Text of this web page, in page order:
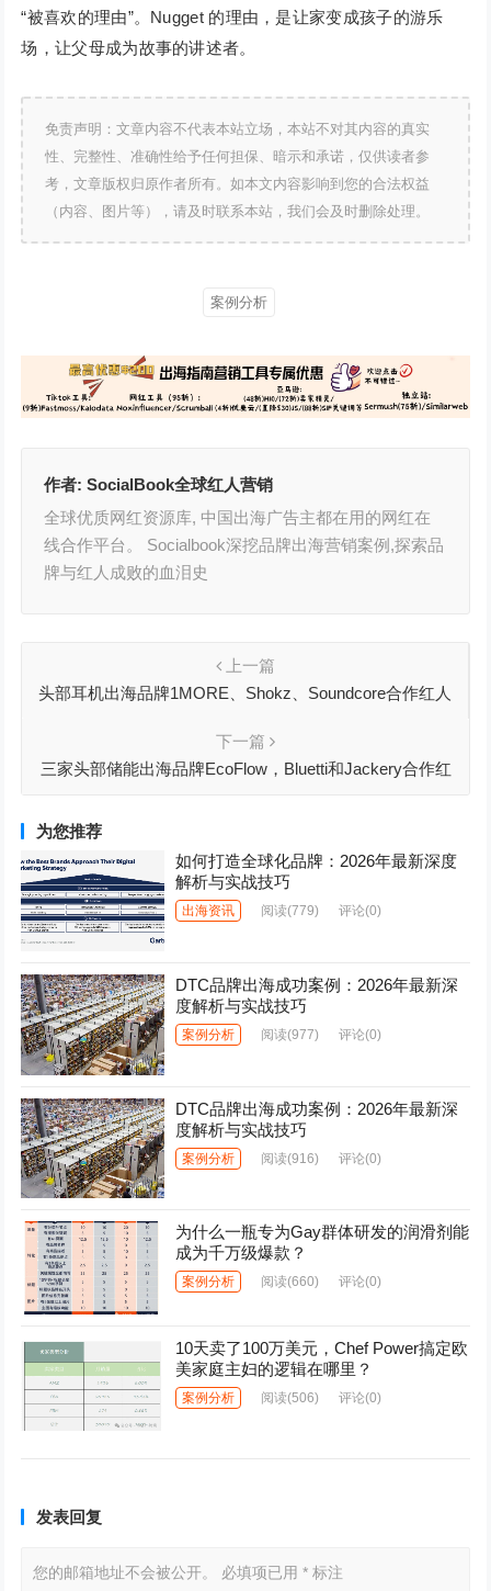
“被喜欢的理由”。Nugget 的理由，是让家变成孩子的游乐
场，让父母成为故事的讲述者。
免责声明：文章内容不代表本站立场，本站不对其内容的真实
性、完整性、准确性给予任何担保、暗示和承诺，仅供读者参
考，文章版权归原作者所有。如本文内容影响到您的合法权益
（内容、图片等），请及时联系本站，我们会及时删除处理。
案例分析
作者:SocialBook全球红人营销
全球优质网红资源库, 中国出海广告主都在用的网红在
线合作平台。 Socialbook深挖品牌出海营销案例,探索品
牌与红人成败的血泪史
上一篇
头部耳机出海品牌1MORE、Shokz、Soundcore合作红人
下一篇
三家头部储能出海品牌EcoFlow，Bluetti和Jackery合作红
为您推荐
如何打造全球化品牌：2026年最新深度
解析与实战技巧
出海资讯 阅读(779) 评论(0)
DTC品牌出海成功案例：2026年最新深
度解析与实战技巧
案例分析 阅读(977) 评论(0)
DTC品牌出海成功案例：2026年最新深
度解析与实战技巧
案例分析 阅读(916) 评论(0)
为什么一瓶专为Gay群体研发的润滑剂能
成为千万级爆款？
案例分析 阅读(660) 评论(0)
10天卖了100万美元，Chef Power搞定欧
美家庭主妇的逻辑在哪里？
案例分析 阅读(506) 评论(0)
发表回复
您的邮箱地址不会被公开。 必填项已用* 标注